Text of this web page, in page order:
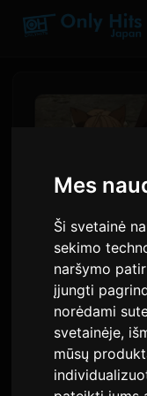
Mes
Ši svetainė
sekimo
naršymo
įjungti
norėdami
svetainėje,
mūsų
'Koko